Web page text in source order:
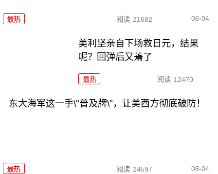
最热 阅读 21682 08-04
美利坚亲自下场救日元，结果
呢？回弹后又蔫了
最热 阅读 12470
东大海军这一手\"普及牌\"，让美西方彻底破防！
最热 阅读 24597 08-04